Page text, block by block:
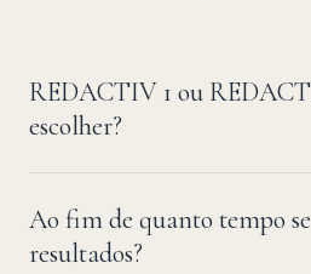
REDACTIV 1 ou
escolher?
Ao fim de quanto tempo
resultados?